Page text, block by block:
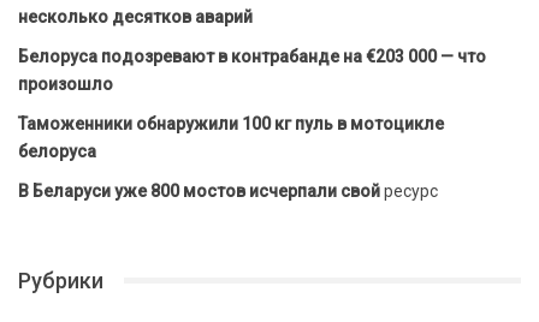
несколько десятков аварий
Белоруса подозревают в контрабанде на €203 000 — что
произошло
Таможенники обнаружили 100 кг пуль в мотоцикле
белоруса
В Беларуси уже 800 мостов исчерпали свойресурс
Рубрики